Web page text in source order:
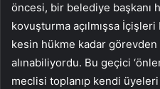
öncesi, bir belediye başkanı
kovuşturma açılmışsa İçişleri
kesin hükme kadar görevden
alınabiliyordu. Bu geçici
meclisi toplanıp kendi